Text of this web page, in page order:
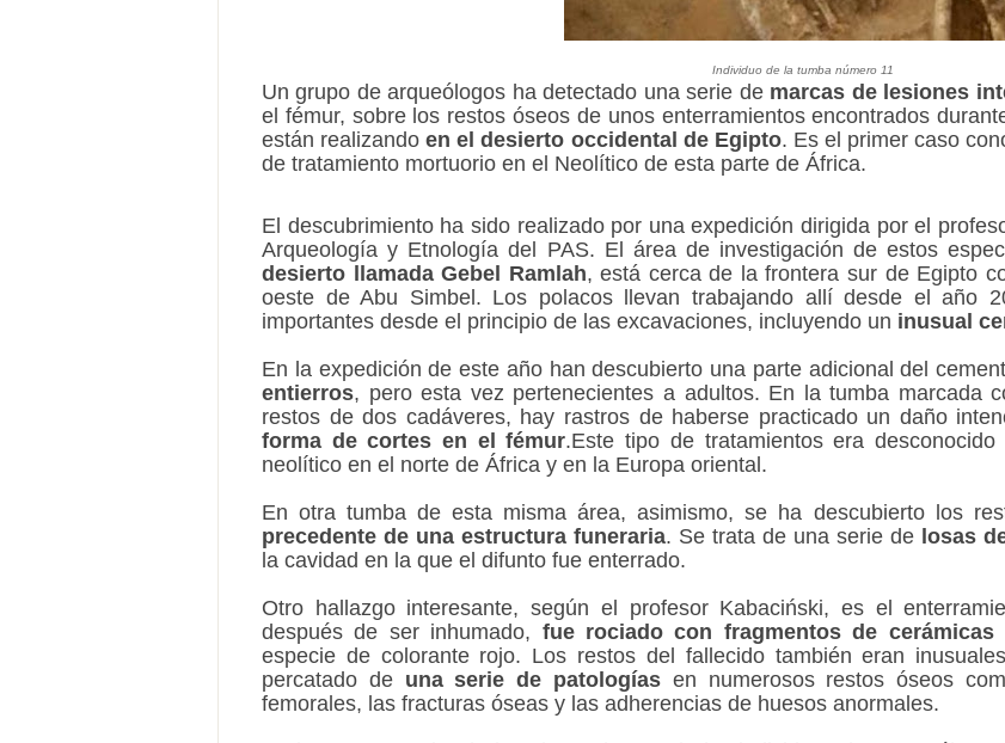
Individuo de la tumba número 11
Un grupo de arqueólogos ha detectado una serie de marcas de lesiones
el fémur, sobre los restos óseos de unos enterramientos encontrados
están realizandoen el desierto occidental de Egipto. Es el primer caso
de tratamiento mortuorio en el Neolítico de esta parte de África.
El descubrimiento ha sido realizado por una expedición dirigida por el
Arqueología y Etnología del PAS. El área de investigación de estos
desierto llamada Gebel Ramlah, está cerca de la frontera sur de Egipto
oeste de Abu Simbel. Los polacos llevan trabajando allí desde el año
importantes desde el principio de las excavaciones, incluyendo un inusual
En la expedición de este año han descubierto una parte adicional del
entierros, pero esta vez pertenecientes a adultos. En la tumba marcada
restos de dos cadáveres, hay rastros de haberse practicado un daño
forma de cortes en el fémur.Este tipo de tratamientos era
neolítico en el norte de África y en la Europa oriental.
En otra tumba de esta misma área, asimismo, se ha descubierto los
precedente de una estructura funeraria. Se trata de una serie de losas
la cavidad en la que el difunto fue enterrado.
Otro hallazgo interesante, según el profesor Kabaciński, es el
después de ser inhumado, fue rociado con fragmentos de cerámicas
especie de colorante rojo. Los restos del fallecido también eran
percatado de una serie de patologías en numerosos restos óseos
femorales, las fracturas óseas y las adherencias de huesos anormales.